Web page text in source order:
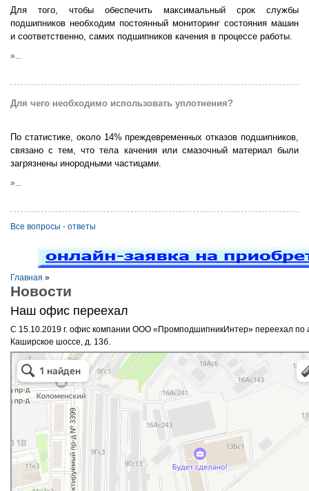
Для того, чтобы обеспечить максимальный срок службы
подшипников необходим постоянный мониторинг состояния машин
и соответственно, самих подшипников качения в процессе работы.
»...
Для чего необходимо использовать уплотнения?
По статистике, около 14% преждевременных отказов подшипников,
связано с тем, что тела качения или смазочный материал были
загрязнены инородными частицами.
»...
Все вопросы - ответы
Главная »
Новости
Наш офис переехал
С 15.10.2019 г. офис компании ООО «ПромподшипникИнтер» переехал по
Каширское шоссе, д. 13б.